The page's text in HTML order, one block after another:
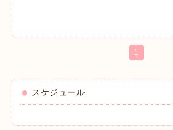
1
スケジュール